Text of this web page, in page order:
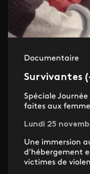
Documentaire
Survivantes
Spéciale
faites aux
Lundi 25
Une immersion
d'hébergement
victimes de